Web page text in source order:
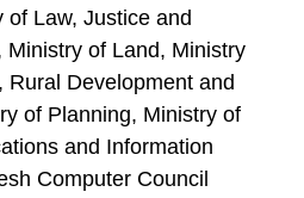
of Law, Justice and
Ministry of Land, Ministry
Development and
of Planning, Ministry of
and Information
Computer Council